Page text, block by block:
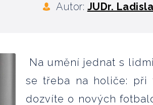
Autor: JUDr.
Na umění jednat s
se třeba na holiče: při
dozvíte o nových